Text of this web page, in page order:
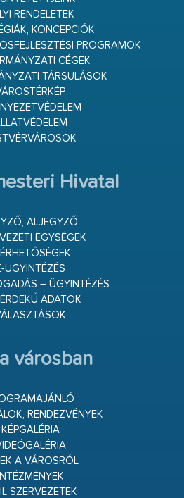
RENDELETEK
KONCEPCIÓK
PROGRAMOK
CÉGEK
TÁRSULÁSOK
Hivatal
ALJEGYZŐ
EGYSÉGEK
ÜGYINTÉZÉS
– ÜGYINTÉZÉS
ADATOK
városban
RENDEZVÉNYEK
KÉPGALÉRIA
A VÁROSRÓL
SZERVEZETEK